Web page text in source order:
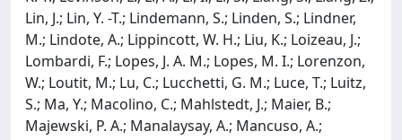
Lin, J.; Lin, Y. -T.; Lindemann, S.; Linden, S.; Lindner,
M.; Lindote, A.; Lippincott, W. H.; Liu, K.; Loizeau, J.;
Lombardi, F.; Lopes, J. A. M.; Lopes, M. I.; Lorenzon,
W.; Loutit, M.; Lu, C.; Lucchetti, G. M.; Luce, T.; Luitz,
S.; Ma, Y.; Macolino, C.; Mahlstedt, J.; Maier, B.;
Majewski, P. A.; Manalaysay, A.; Mancuso, A.;